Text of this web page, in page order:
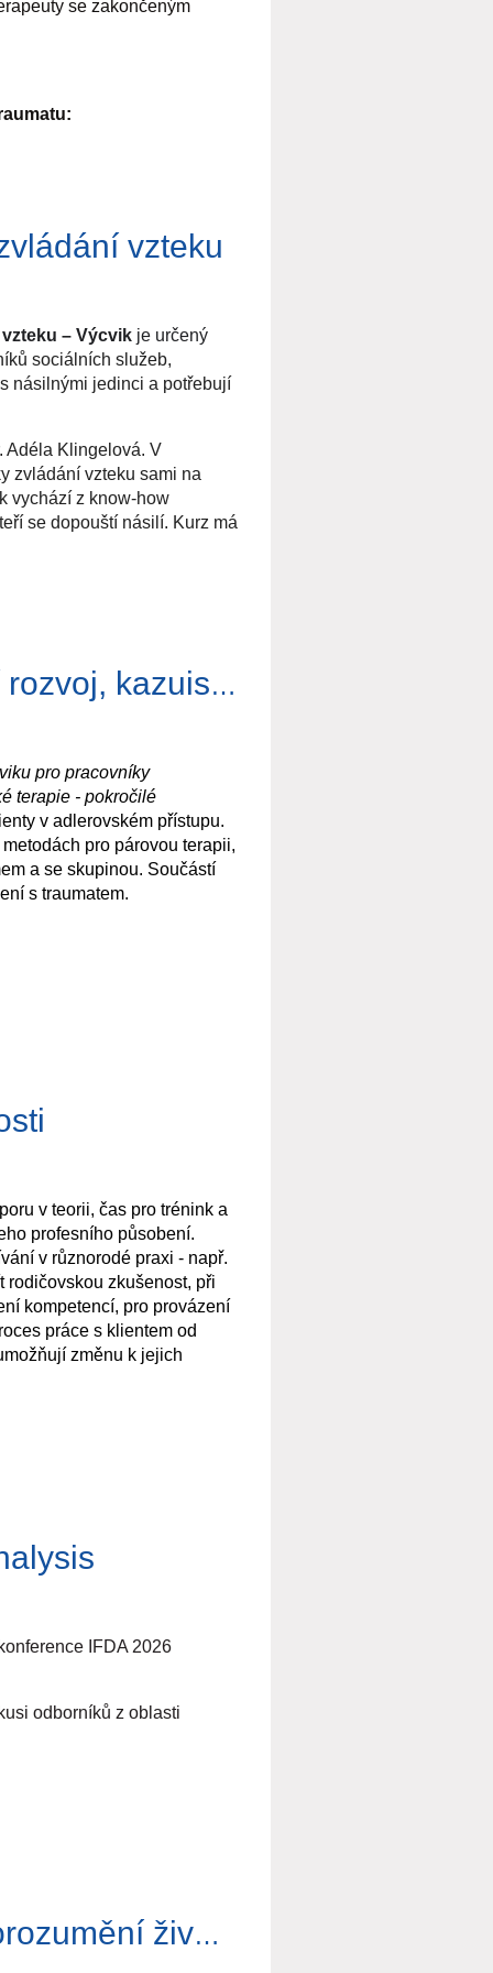
se zakončeným
přístupy a principy do
s vývojovým traumatem a
.
trauma, úskalí
a principy práce s
metody pomáhající při
při léčení traumatu, dílčí
s hranicemi a
to náročné,
setkání nevešla. Jak se
vzteku
– Výcvikje určený
sociálních služeb,
násilnými jedinci a potřebují
Adéla Klingelová. V
zvládání vzteku sami na
vychází z know-how
se dopouští násilí. Kurz má
Podpora práce v adlerovském přístupu – Profesní rozvoj, kazuistiky a supervize
pro pracovníky
terapie - pokročilé
v adlerovském přístupu.
pro párovou terapii,
a se skupinou. Součástí
s traumatem.
Širůčková, Ph.D.
v teorii, čas pro trénink a
profesního působení.
v různorodé praxi - např.
rodičovskou zkušenost, při
kompetencí, pro provázení
práce s klientem od
změnu k jejich
IFDA 2026
odborníků z oblasti
Rané vzpomínky a jejich metaforický význam – porozumění životnímu stylu a subjektivním přesvědčením